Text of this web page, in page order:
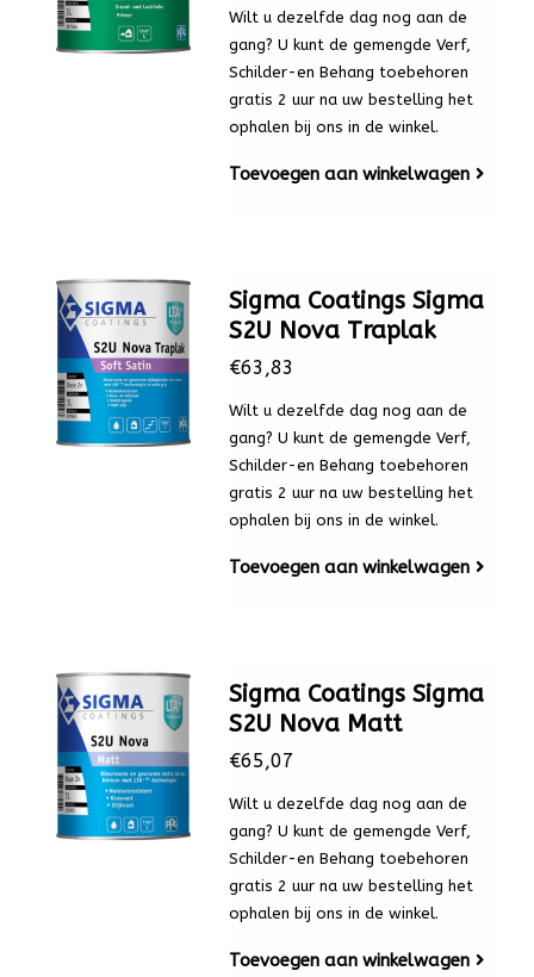
Wilt u dezelfde dag nog aan de
gang? U kunt de gemengde Verf,
Schilder-en Behang toebehoren
gratis 2 uur na uw bestelling het
ophalen bij ons in de winkel.
Toevoegen aan winkelwagen
Sigma Coatings Sigma
S2U Nova Traplak
€63,83
Wilt u dezelfde dag nog aan de
gang? U kunt de gemengde Verf,
Schilder-en Behang toebehoren
gratis 2 uur na uw bestelling het
ophalen bij ons in de winkel.
Toevoegen aan winkelwagen
Sigma Coatings Sigma
S2U Nova Matt
€65,07
Wilt u dezelfde dag nog aan de
gang? U kunt de gemengde Verf,
Schilder-en Behang toebehoren
gratis 2 uur na uw bestelling het
ophalen bij ons in de winkel.
Toevoegen aan winkelwagen